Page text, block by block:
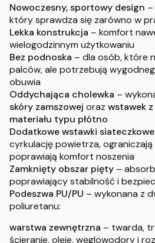
Nowoczesny, sportowy design
który sprawdza się zarówno w
Lekka konstrukcja – komfort
wielogodzinnym użytkowaniu
Bez podnoska – dla osób, które
palców, ale potrzebują
obuwia
Oddychająca cholewka –
skóry zamszowej oraz wstawek
materiału typu płótno
Dodatkowe wstawki siateczkowe
cyrkulację powietrza,
poprawiają komfort noszenia
Zamknięty obszar pięty –
poprawiający stabilność i
Podeszwa PU/PU – wykonana z
poliuretanu:
warstwa zewnętrzna – twarda,
ścieranie, oleje, węglowodory i